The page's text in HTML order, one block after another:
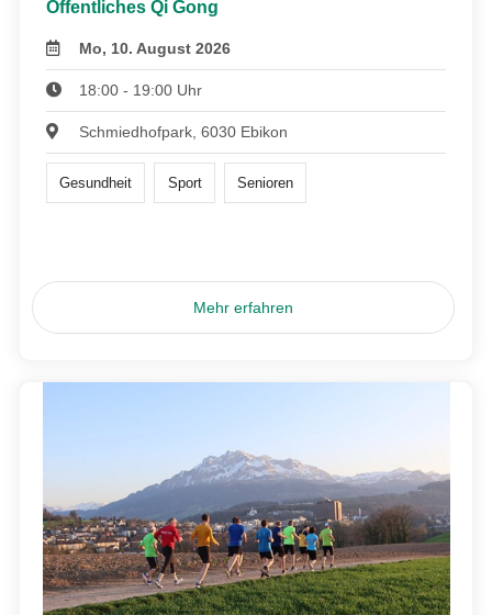
Öffentliches Qi Gong
Mo, 10. August 2026
18:00 - 19:00 Uhr
Schmiedhofpark, 6030 Ebikon
Gesundheit Sport Senioren
Mehr erfahren